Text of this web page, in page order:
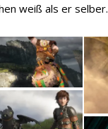
weiß als er selber.